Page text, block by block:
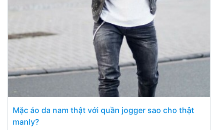
Mặc áo da nam thật với quần jogger sao cho thật
manly?